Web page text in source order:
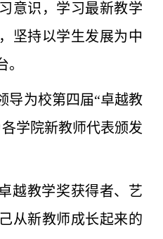
意识，学习最新教学
坚持以学生发展为中
导为校第四届“卓越教
学院新教师代表颁发
越教学奖获得者、艺
从新教师成长起来的